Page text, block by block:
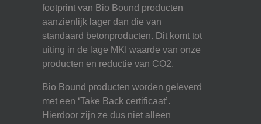
footprint van Bio Bound producten
aanzienlijk lager dan die van
standaard betonproducten. Dit komt tot
uiting in de lage MKI waarde van onze
producten en reductie van CO2.
Bio Bound producten worden geleverd
met een ‘Take Back certificaat’.
Hierdoor zijn ze dus niet alleen